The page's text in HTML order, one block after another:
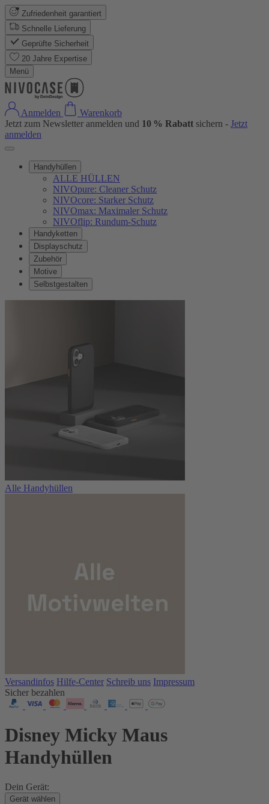
Zufriedenheit garantiert
Schnelle Lieferung
Geprüfte Sicherheit
20 Jahre Expertise
Menü
Anmelden
Warenkorb
Jetzt zum Newsletter anmelden und 10 % Rabatt sichern - Jetzt
anmelden
Handyhüllen
ALLE HÜLLEN
NIVOpure: Cleaner Schutz
NIVOcore: Starker Schutz
NIVOmax: Maximaler Schutz
NIVOflip: Rundum-Schutz
Handyketten
Displayschutz
Zubehör
Motive
Selbstgestalten
Alle Handyhüllen
Versandinfos Hilfe-Center Schreib uns Impressum
Sicher bezahlen
Disney Micky Maus
Handyhüllen
Dein Gerät:
Gerät wählen